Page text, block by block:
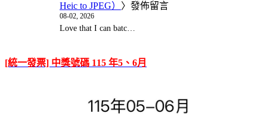
Heic to JPEG） 〉發佈留言
08-02, 2026
Love that I can batc…
[統一發票] 中獎號碼 115 年5、6月